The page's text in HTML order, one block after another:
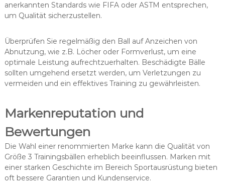
anerkannten Standards wie FIFA oder ASTM entsprechen,
um Qualität sicherzustellen.
Überprüfen Sie regelmäßig den Ball auf Anzeichen von
Abnutzung, wie z.B. Löcher oder Formverlust, um eine
optimale Leistung aufrechtzuerhalten. Beschädigte Bälle
sollten umgehend ersetzt werden, um Verletzungen zu
vermeiden und ein effektives Training zu gewährleisten.
Markenreputation und
Bewertungen
Die Wahl einer renommierten Marke kann die Qualität von
Größe 3 Trainingsbällen erheblich beeinflussen. Marken mit
einer starken Geschichte im Bereich Sportausrüstung bieten
oft bessere Garantien und Kundenservice.